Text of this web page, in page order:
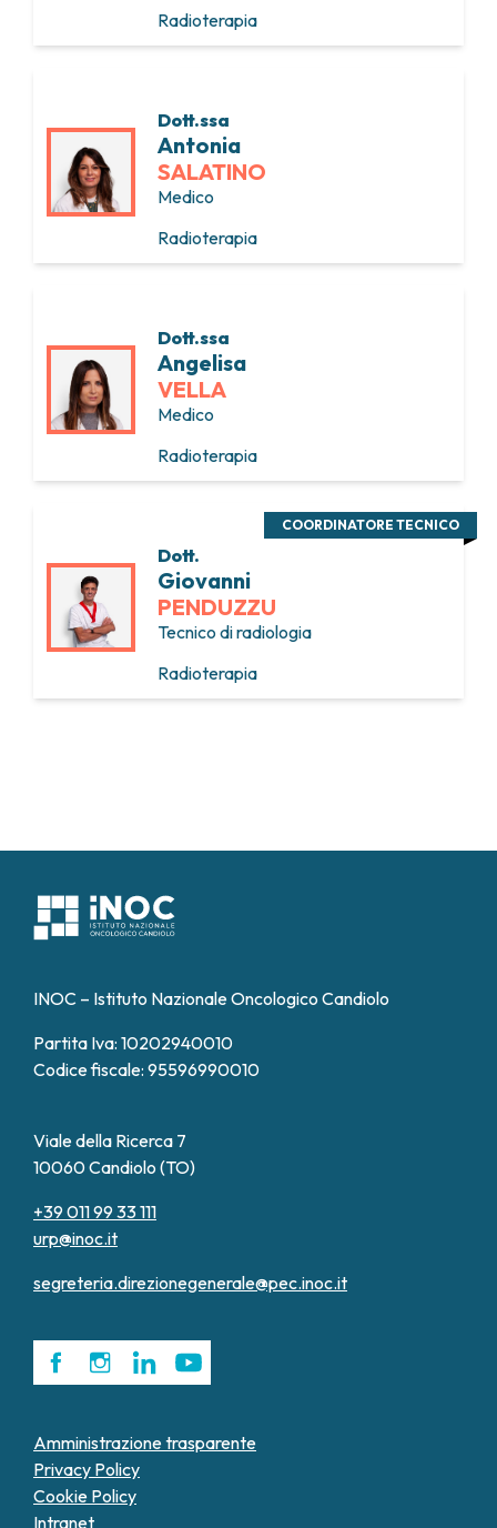
Radioterapia
Dott.ssa
Antonia
SALATINO
Medico
Radioterapia
Dott.ssa
Angelisa
VELLA
Medico
Radioterapia
Dott.
Giovanni
PENDUZZU
Tecnico di radiologia
Radioterapia
COORDINATORE TECNICO
INOC – Istituto Nazionale Oncologico Candiolo
Partita Iva: 10202940010
Codice fiscale: 95596990010
Viale della Ricerca 7
10060 Candiolo (TO)
+39 011 99 33 111
urp@inoc.it
segreteria.direzionegenerale@pec.inoc.it
Amministrazione trasparente
Privacy Policy
Cookie Policy
Intranet